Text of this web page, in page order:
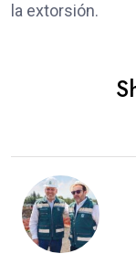
la extorsión.